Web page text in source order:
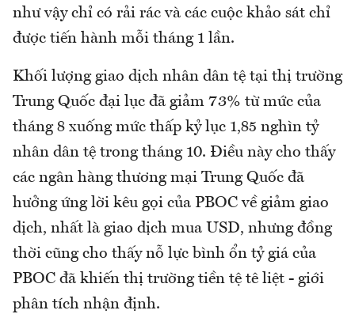
như vậy chỉ có rải rác và các cuộc khảo sát chỉ
được tiến hành mỗi tháng 1 lần.
Khối lượng giao dịch nhân dân tệ tại thị trường
Trung Quốc đại lục đã giảm 73% từ mức của
tháng 8 xuống mức thấp kỷ lục 1,85 nghìn tỷ
nhân dân tệ trong tháng 10. Điều này cho thấy
các ngân hàng thương mại Trung Quốc đã
hưởng ứng lời kêu gọi của PBOC về giảm giao
dịch, nhất là giao dịch mua USD, nhưng đồng
thời cũng cho thấy nỗ lực bình ổn tỷ giá của
PBOC đã khiến thị trường tiền tệ tê liệt - giới
phân tích nhận định.